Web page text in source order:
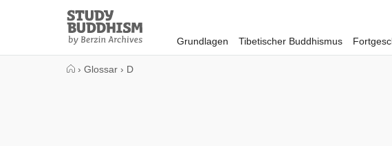
Study
Buddhism
Home
Grundlagen Tibetischer Buddhismus
› Glossar › D